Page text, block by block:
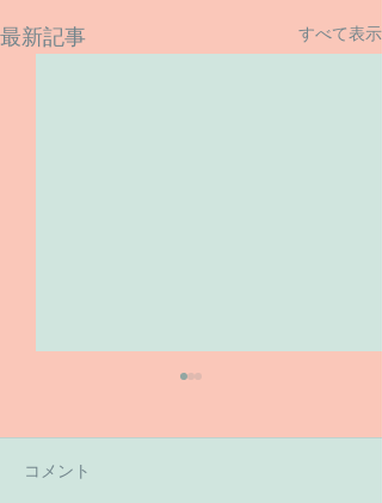
最新記事 すべて表示
コメント